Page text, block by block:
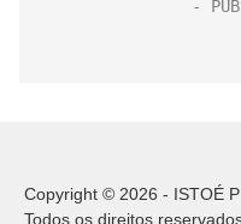
Copyright © 2026 - ISTOÉ
Todos os direitos